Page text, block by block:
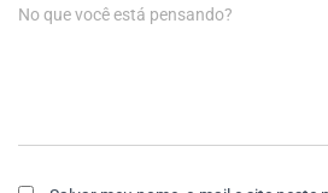
No que você está pensando?